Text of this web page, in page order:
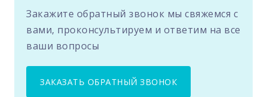
Закажите обратный звонок мы свяжемся с
вами, проконсультируем и ответим на все
ваши вопросы
ЗАКАЗАТЬ ОБРАТНЫЙ ЗВОНОК